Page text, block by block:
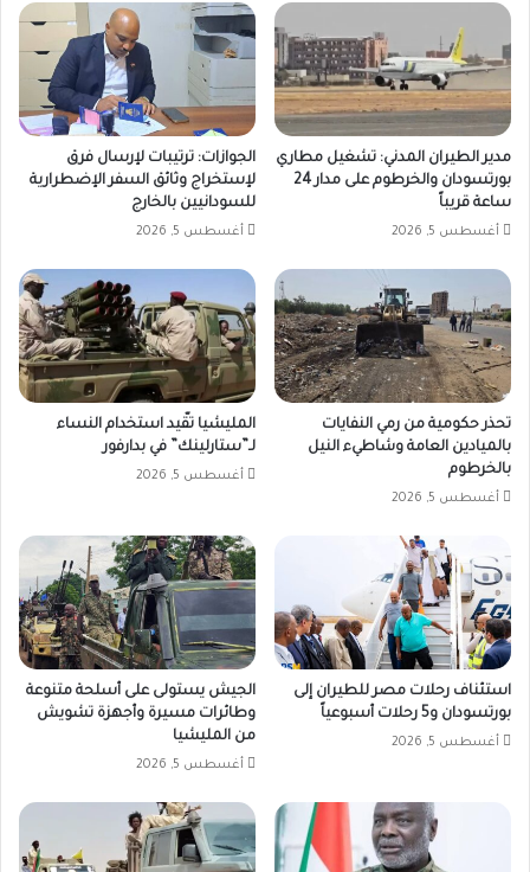
مدير الطيران المدني: تشغيل مطاري
بورتسودان والخرطوم على مدار 24
ساعة قريباً
أغسطس 5, 2026
الجوازات: ترتيبات لإرسال فرق
لإستخراج وثائق السفر الإضطرارية
للسودانيين بالخارج
أغسطس 5, 2026
تحذر حكومية من رمي النفايات
بالميادين العامة وشاطيء النيل
بالخرطوم
أغسطس 5, 2026
المليشيا تقّيد استخدام النساء
لـ”ستارلينك” في بدارفور
أغسطس 5, 2026
استئناف رحلات مصر للطيران إلى
بورتسودان و5 رحلات أسبوعياً
أغسطس 5, 2026
الجيش يستولى على أسلحة متنوعة
وطائرات مسيرة وأجهزة تشويش
من المليشيا
أغسطس 5, 2026